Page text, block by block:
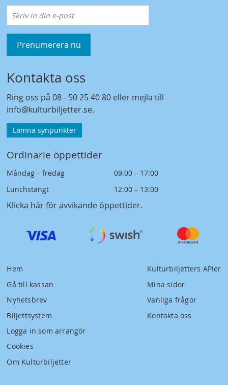
Prenumerera nu
Kontakta oss
Ring oss på08 - 50 25 40 80 eller mejla till
info@kulturbiljetter.se.
Lämna synpunkter
Ordinarie öppettider
Måndag – fredag
09:00 – 17:00
Lunchstängt
12:00 – 13:00
Klicka här för avvikande öppettider.
Hem
Gå till kassan
Nyhetsbrev
Biljettsystem
Logga in som arrangör
Cookies
Om Kulturbiljetter
Kulturbiljetters APIer
Mina sidor
Vanliga frågor
Kontakta oss